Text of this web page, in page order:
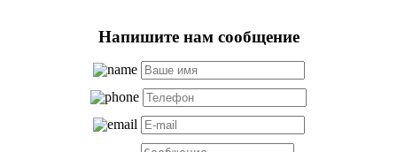
Напишите нам сообщение